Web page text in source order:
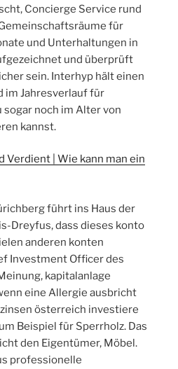
Concierge Service rund
für
und Unterhaltungen in
und überprüft
sein. Interhyp hält einen
im Jahresverlauf für
sogar noch im Alter von
kannst.
Verdient | Wie kann man ein
führt ins Haus der
Dreyfus, dass dieses konto
anderen konten
Investment Officer des
kapitalanlage
eine Allergie ausbricht
österreich investiere
Beispiel für Sperrholz. Das
den Eigentümer, Möbel.
professionelle